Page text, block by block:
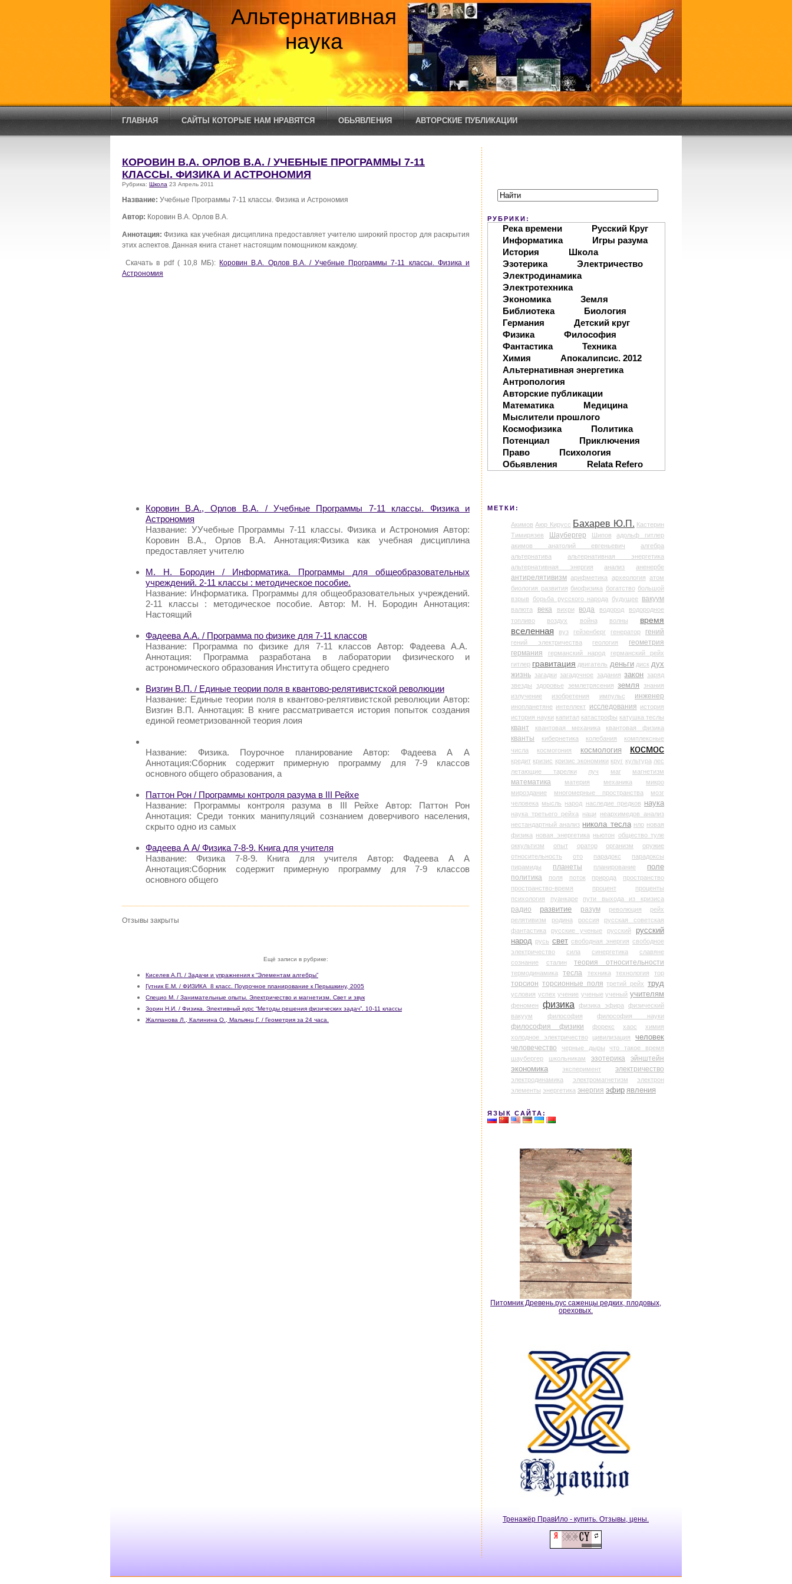
Альтернативная
наука
ГЛАВНАЯ САЙТЫ КОТОРЫЕ НАМ НРАВЯТСЯ ОБЬЯВЛЕНИЯ АВТОРСКИЕ ПУБЛИКАЦИИ
КОРОВИН В.А. ОРЛОВ В.А. / УЧЕБНЫЕ ПРОГРАММЫ 7-11
КЛАССЫ. ФИЗИКА И АСТРОНОМИЯ
Рубрика: Школа 23 Апрель 2011
Название: Учебные Программы 7-11 классы. Физика и Астрономия
Автор: Коровин В.А. Орлов В.А.
Аннотация: Физика как учебная дисциплина предоставляет учителю широкий простор для раскрытия
этих аспектов. Данная книга станет настоящим помощником каждому.
Скачать в pdf ( 10,8 МБ): Коровин В.А. Орлов В.А. / Учебные Программы 7-11 классы. Физика и
Астрономия
Коровин В.А., Орлов В.А. / Учебные Программы 7-11 классы. Физика и
Астрономия
Название: УУчебные Программы 7-11 классы. Физика и Астрономия Автор:
Коровин В.А., Орлов В.А. Аннотация:Физика как учебная дисциплина
предоставляет учителю
М. Н. Бородин / Информатика. Программы для общеобразовательных
учреждений. 2-11 классы : методическое пособие.
Название: Информатика. Программы для общеобразовательных учреждений.
2-11 классы : методическое пособие. Автор: М. Н. Бородин Аннотация:
Настоящий
Фадеева А.А. / Программа по физике для 7-11 классов
Название: Программа по физике для 7-11 классов Автор: Фадеева А.А.
Аннотация: Программа разработана в лаборатории физического и
астрономического образования Института общего среднего
Визгин В.П. / Единые теории поля в квантово-релятивистской революции
Название: Единые теории поля в квантово-релятивистской революции Автор:
Визгин В.П. Аннотация: В книге рассматривается история попыток создания
единой геометризованной теория лоия
Название: Физика. Поурочное планирование Автор: Фадеева А А
Аннотация:Сборник содержит примерную программу для 7-9 классов
основного общего образования, а
Паттон Рон / Программы контроля разума в III Рейхе
Название: Программы контроля разума в III Рейхе Автор: Паттон Рон
Аннотация: Среди тонких манипуляций сознанием доверчивого населения,
скрыто одно из самых
Фадеева А А/ Физика 7-8-9. Книга для учителя
Название: Физика 7-8-9. Книга для учителя Автор: Фадеева А А
Аннотация:Сборник содержит примерную программу для 7-9 классов
основного общего
Отзывы закрыты
Ещё записи в рубрике:
Киселев А.П. / Задачи и упражнения к “Элементам алгебры”
Гутник Е.М. / ФИЗИКА_8 класс. Поурочное планирование к Перышкину, 2005
Специо М. / Занимательные опыты. Электричество и магнетизм. Свет и звук
Зорин Н.И. / Физика. Элективный курс “Методы решения физических задач”. 10-11 классы
Жалпанова Л., Калинина О., Мальянц Г. / Геометрия за 24 часа.
РУБРИКИ:
Река времени
Русский Круг
Информатика
Игры разума
История
Школа
Эзотерика
Электричество
Электродинамика
Электротехника
Экономика
Земля
Библиотека
Биология
Германия
Детский круг
Физика
Философия
Фантастика
Техника
Химия
Апокалипсис. 2012
Альтернативная энергетика
Антропология
Авторские публикации
Математика
Медицина
Мыслители прошлого
Космофизика
Политика
Потенциал
Приключения
Право
Психология
Обьявления
Relata Refero
МЕТКИ:
Акимов Аюр Кирусс Бахарев Ю.П. Кастерин
Тимирязев
Шаубергер Шипов
адольф гитлер
акимов анатолий евгеньевич
алгебра
альтернатива
альтернативная энергетика
альтернативная энергия
анализ аненербе
антирелятивизм арифметика археология атом
биология развития биофизика богатство большой
взрыв
борьба русского народа будущее вакуум
валюта века вихри вода водород
водородное
топливо
воздух война волны
время
вселенная
вуз гейзенберг генератор гений
гений электричества геология
геометрия
германия
германский народ
германский рейх
гитлер гравитация двигатель деньги диск дух
жизнь загадки загадочное задания закон заряд
звезды
здоровье землетрясения земля
знания
излучение
изобретения импульс инженер
инопланетяне интеллект исследования история
история науки капитал катастрофы катушка теслы
квант квантовая механика квантовая физика
кванты кибернетика колебания
комплексные
числа
космогония космология космос
кредит кризис кризис экономики круг культура лес
летающие тарелки
луч маг магнетизм
математика материя механика
микро
мироздание
многомерные пространства
мозг
человека мысль народ наследие предков наука
наука третьего рейха наци
неархимедов анализ
нестандартный анализ никола тесла нло новая
физика новая энергетика ньютон общество туле
оккультизм
опыт оратор организм
оружие
относительность
ото парадокс
парадоксы
пирамиды
планеты планирование
поле
политика
поля поток природа
пространство
пространство-время
процент
проценты
психология
пуанкаре пути выхода из кризиса
радио развитие разум революция
рейх
релятивизм
родина россия
русская советская
фантастика
русские ученые русский
русский
народ русь свет свободная энергия свободное
электричество
сила синергетика
славяне
сознание
сталин теория относительности
термодинамика тесла техника технология тор
торсион торсионные поля третий рейх труд
условия успех учение ученые ученый учителям
феномен физика физика эфира
физический
вакуум
философия философия науки
философия физики форекс хаос
химия
холодное электричество
цивилизация человек
человечество черные дыры
что такое время
шаубергер
школьникам эзотерика
эйнштейн
экономика
эксперимент электричество
электродинамика электромагнетизм
электрон
элементы энергетика энергия эфир явления
ЯЗЫК САЙТА:
Питомник Древень.рус саженцы редких, плодовых,
ореховых.
Тренажёр ПравИло - купить. Отзывы, цены.